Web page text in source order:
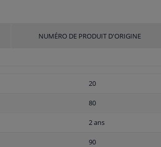
NUMÉRO DE PRODUIT D'ORIGINE
20
80
2 ans
90